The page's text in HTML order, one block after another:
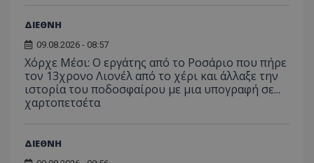
ΔΙΕΘΝΗ
09.08.2026 - 08:57
Χόρχε Μέσι: Ο εργάτης από το Ροσάριο που πήρε
τον 13χρονο Λιονέλ από το χέρι και άλλαξε την
ιστορία του ποδοσφαίρου με μια υπογραφή σε...
χαρτοπετσέτα
ΔΙΕΘΝΗ